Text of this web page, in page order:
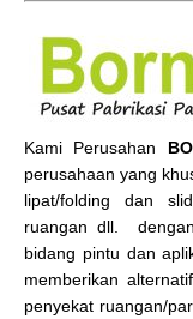
Kami Perusahan
perusahaan yang
lipat/folding dan
ruangan dll.
bidang pintu dan
memberikan
penyekat ruangan/